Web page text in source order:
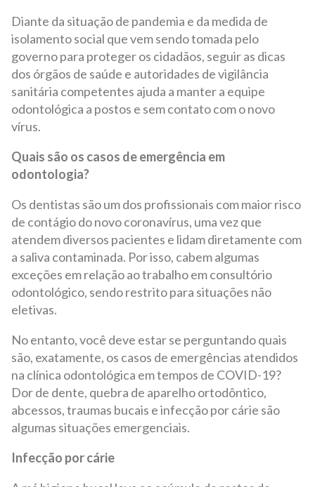
Diante da situação de pandemia e da medida de
isolamento social que vem sendo tomada pelo
governo para proteger os cidadãos, seguir as dicas
dos órgãos de saúde e autoridades de vigilância
sanitária competentes ajuda a manter a equipe
odontológica a postos e sem contato com o novo
vírus.
Quais são os casos de emergência em
odontologia?
Os dentistas são um dos profissionais com maior risco
de contágio do novo coronavírus, uma vez que
atendem diversos pacientes e lidam diretamente com
a saliva contaminada. Por isso, cabem algumas
exceções em relação ao trabalho em consultório
odontológico, sendo restrito para situações não
eletivas.
No entanto, você deve estar se perguntando quais
são, exatamente, os casos de emergências atendidos
na clínica odontológica em tempos de COVID-19?
Dor de dente, quebra de aparelho ortodôntico,
abcessos, traumas bucais e infecção por cárie são
algumas situações emergenciais.
Infecção por cárie